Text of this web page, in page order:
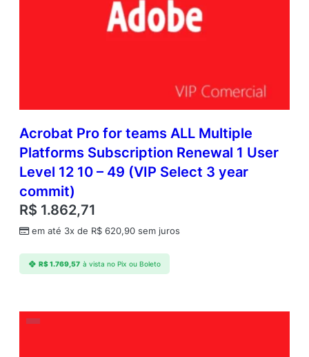
Acrobat Pro for teams ALL Multiple
Platforms Subscription Renewal 1 User
Level 12 10 – 49 (VIP Select 3 year
commit)
R$ 1.862,71
em até 3x de R$ 620,90 sem juros
R$1.769,57 à vista no Pix ou Boleto